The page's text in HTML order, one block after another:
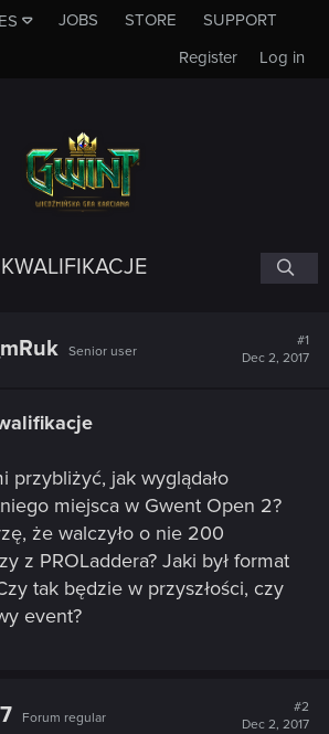
JOBS STORE
SUPPORT
Log in
Register
Senior user
#1
Dec 2, 2017
przybliżyć, jak wyglądało
miejsca w Gwent Open 2?
że walczyło o nie 200
z PROLaddera? Jaki był format
tak będzie w przyszłości, czy
event?
Forum regular
#2
Dec 2, 2017